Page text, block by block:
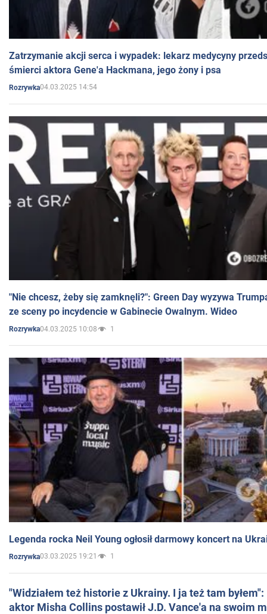
Zatrzymanie akcji serca i wypadek: lekarz medycyny
śmierci aktora Gene'a Hackmana, jego żony i psa
Rozrywka04.03.2025 14:54
"Nie chcesz, żeby się zamknęli?": Green Day wyzywa
ze sceny po incydencie w Gabinecie Owalnym. Wideo
Rozrywka04.03.2025 10:08 1
Legenda rocka Neil Young ogłosił darmowy koncert na
Rozrywka03.03.2025 19:21 1
"Widziałem też historie z Ukrainy. I ja też tam
aktor Misha Collins postawił J.D. Vance'a na swoim